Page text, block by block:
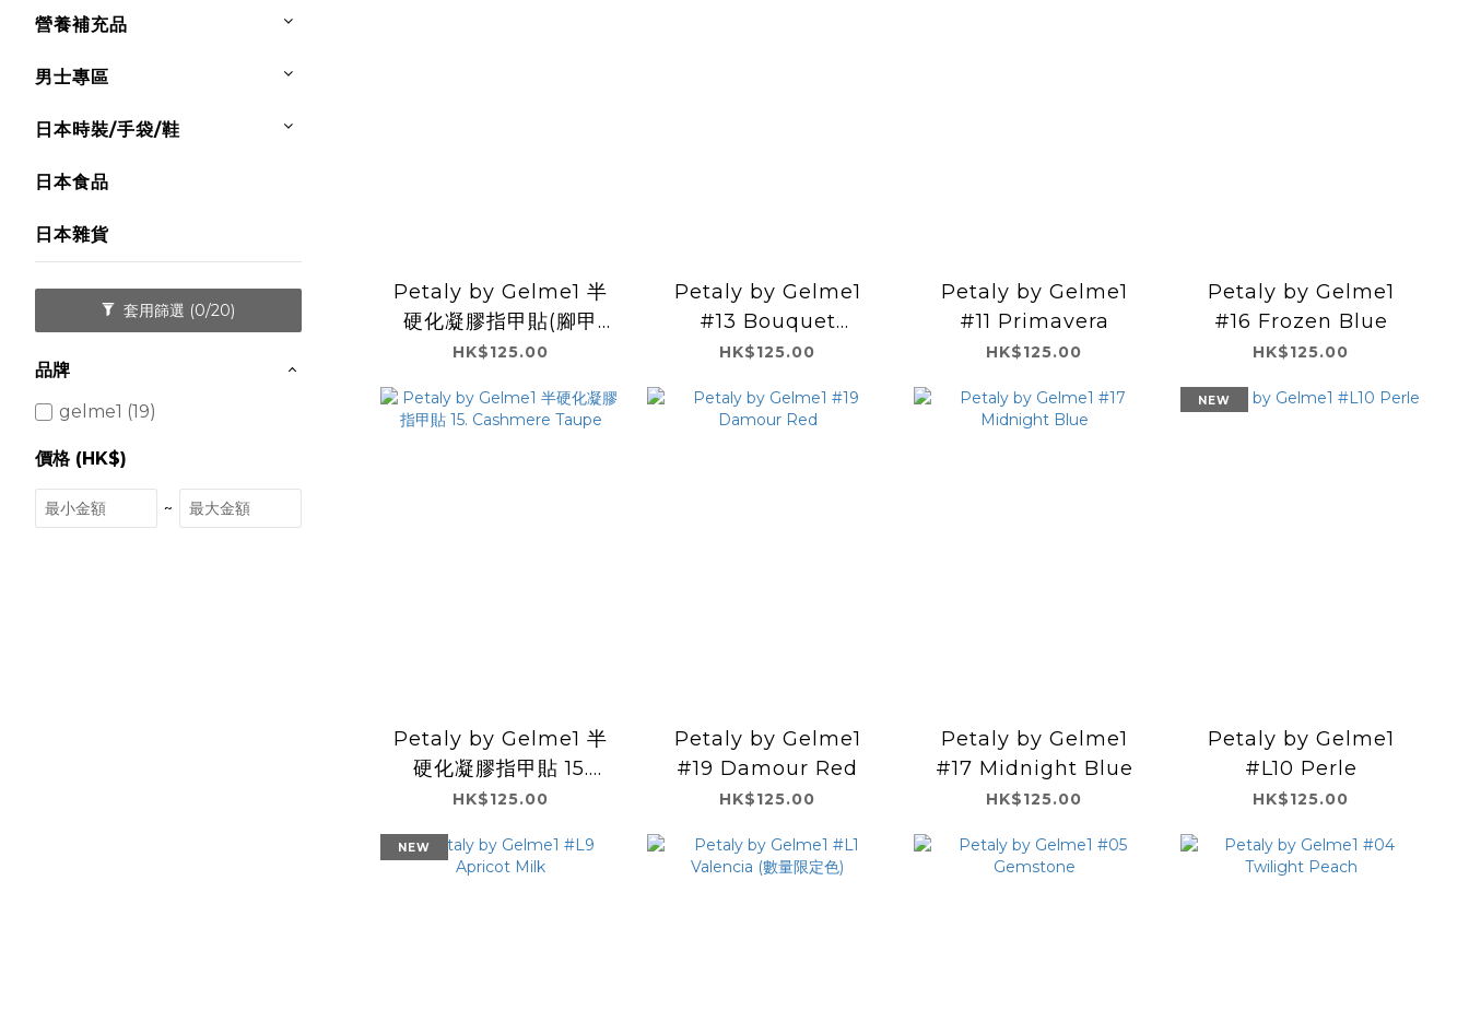
營養補充品
男士專區
日本時裝/手袋/鞋
日本食品
日本雜貨
套用篩選 (0/20)
品牌
gelme1 (19)
價格 (HK$)
~
Petaly by Gelme1 半
硬化凝膠指甲貼(腳甲
用） L25.Popping
HK$125.00
Petaly by Gelme1
#13 Bouquet
Blanche
HK$125.00
Petaly by Gelme1
#11 Primavera
HK$125.00
Petaly by Gelme1
#16 Frozen Blue
HK$125.00
Petaly by Gelme1 半
硬化凝膠指甲貼 15.
Cashmere Taupe
HK$125.00
Petaly by Gelme1
#19 Damour Red
HK$125.00
Petaly by Gelme1
#17 Midnight Blue
HK$125.00
NEW
Petaly by Gelme1
#L10 Perle
HK$125.00
NEW